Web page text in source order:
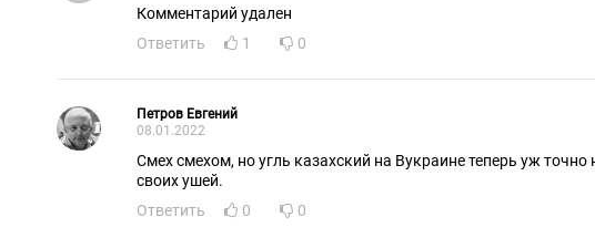
Комментарий удален
Ответить
1 0
Петров Евгений
08.01.2022
Смех смехом, но угль казахский на Вукраине теперь уж точно
своих ушей.
Ответить
0 0